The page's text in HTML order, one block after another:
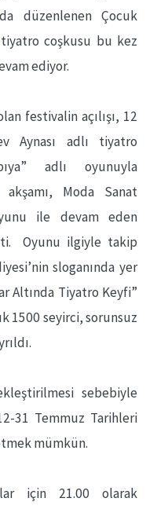
düzenlenen Çocuk
tiyatro coşkusu bu kez
ediyor.
festivalin açılışı, 12
Aynası adlı tiyatro
adlı oyunuyla
Moda Sanat
ile devam eden
Oyunu ilgiyle takip
sloganında yer
Altında Tiyatro Keyfi”
1500 seyirci, sorunsuz
sebebiyle
31 Temmuz Tarihleri
mümkün.
için 21.00 olarak